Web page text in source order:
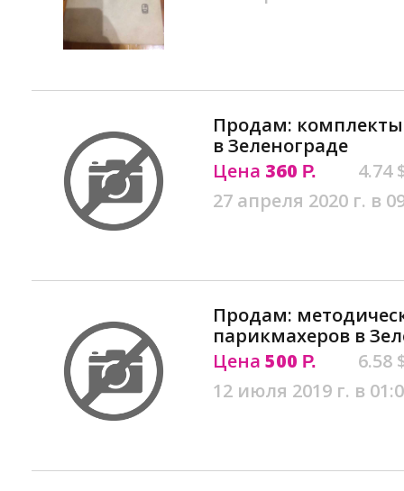
Продам:
в Зеленограде
Цена 360 Р.
4.74
27 апреля 2020 г. в
Продам:
парикмахеров в
Цена 500 Р.
6.58
12 июля 2019 г. в